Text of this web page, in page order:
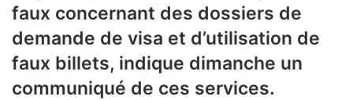
faux concernant des dossiers de
demande de visa et d’utilisation de
faux billets, indique dimanche un
communiqué de ces services.